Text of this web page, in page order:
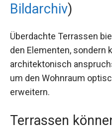
Bildarchiv)
Überdachte Terrassen
den Elementen, sondern
architektonisch
um den Wohnraum
erweitern.
Terrassen